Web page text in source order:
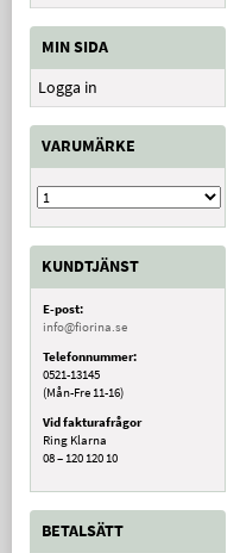
MIN SIDA
Logga in
VARUMÄRKE
KUNDTJÄNST
E-post:
info@fiorina.se
Telefonnummer:
0521-13145
(Mån-Fre 11-16)
Vid fakturafrågor
Ring Klarna
08 – 120 120 10
BETALSÄTT